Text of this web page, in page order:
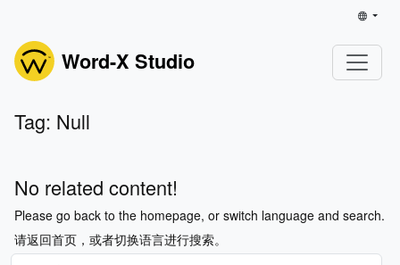
Word-X Studio
Tag: Null
No related content!
Please go back to the homepage, or switch language and search.
请返回首页，或者切换语言进行搜索。